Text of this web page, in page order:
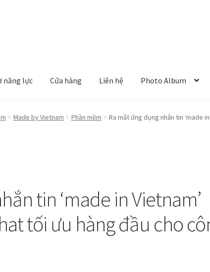
năng lực Cửa hàng Liên hệ Photo Album
Made by Vietnam Phần mềm
Ra mắt ứng dụng nhắn tin ‘made
tin ‘made in Vietnam’
tối ưu hàng đầu cho